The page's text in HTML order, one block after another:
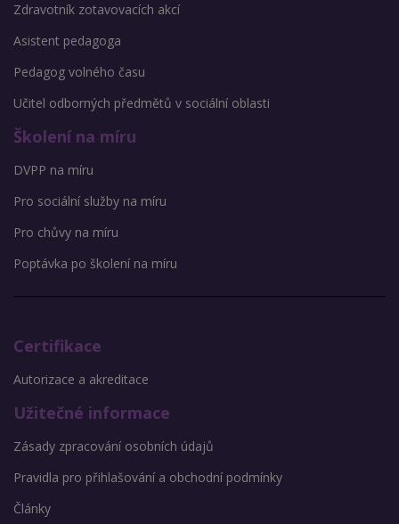
Zdravotník zotavovacích akcí
Asistent pedagoga
Pedagog volného času
Učitel odborných předmětů v sociální oblasti
Školení na míru
DVPP na míru
Pro sociální služby na míru
Pro chůvy na míru
Poptávka po školení na míru
Certifikace
Autorizace a akreditace
Užitečné informace
Zásady zpracování osobních údajů
Pravidla pro přihlašování a obchodní podmínky
Články